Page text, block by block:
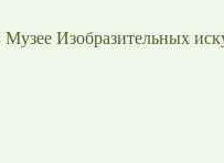
Изобразительных